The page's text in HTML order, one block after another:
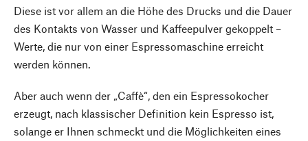
Diese ist vor allem an die Höhe des Drucks und die Dauer
des Kontakts von Wasser und Kaffeepulver gekoppelt –
Werte, die nur von einer Espressomaschine erreicht
werden können.
Aber auch wenn der „Caffè“, den ein Espressokocher
erzeugt, nach klassischer Definition kein Espresso ist,
solange er Ihnen schmeckt und die Möglichkeiten eines